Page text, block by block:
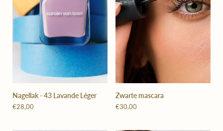
Nagellak - 43 Lavande Léger
€28,00
Zwarte mascara
€30,00